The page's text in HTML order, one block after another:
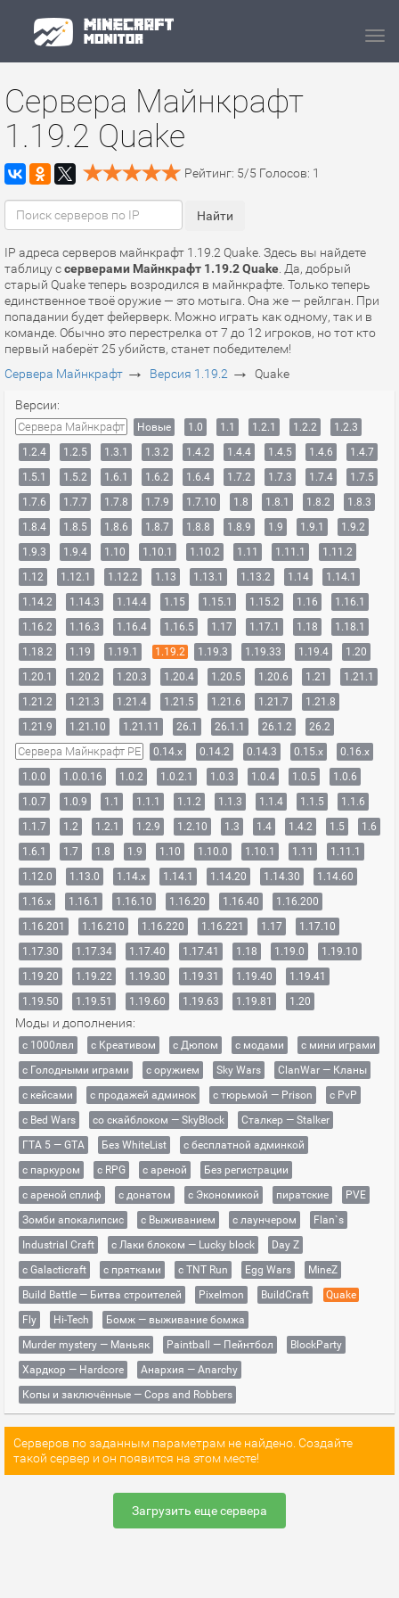
Сервера Майнкрафт
1.19.2 Quake
Рейтинг: 5/5 Голосов: 1
IP адреса серверов майнкрафт 1.19.2 Quake. Здесь вы найдете
таблицу ссерверами Майнкрафт 1.19.2 Quake . Да, добрый
старый Quake теперь возродился в майнкрафте. Только теперь
единственное твоё оружие — это мотыга. Она же — рейлган. При
попадании будет фейерверк. Можно играть как одному, так и в
команде. Обычно это перестрелка от 7 до 12 игроков, но тот кто
первый наберёт 25 убийств, станет победителем!
Сервера Майнкрафт → Версия 1.19.2 → Quake
Версии:
Сервера Майнкрафт Новые 1.0 1.1 1.2.1 1.2.2
1.2.3
1.2.4
1.2.5 1.3.1 1.3.2 1.4.2 1.4.4 1.4.5 1.4.6
1.4.7
1.5.1
1.5.2 1.6.1 1.6.2 1.6.4 1.7.2 1.7.3 1.7.4
1.7.5
1.7.6
1.7.7 1.7.8 1.7.9 1.7.10 1.8 1.8.1 1.8.2
1.8.3
1.8.4
1.8.5 1.8.6 1.8.7 1.8.8 1.8.9 1.9 1.9.1
1.9.2
1.9.3
1.9.4 1.10 1.10.1 1.10.2 1.11 1.11.1
1.11.2
1.12
1.12.1 1.12.2 1.13 1.13.1 1.13.2 1.14
1.14.1
1.14.2
1.14.3 1.14.4 1.15 1.15.1 1.15.2 1.16
1.16.1
1.16.2
1.16.3 1.16.4 1.16.5 1.17 1.17.1 1.18
1.18.1
1.18.2
1.19 1.19.1 1.19.2 1.19.3 1.19.33 1.19.4
1.20
1.20.1
1.20.2 1.20.3 1.20.4 1.20.5 1.20.6 1.21
1.21.1
1.21.2
1.21.3 1.21.4 1.21.5 1.21.6 1.21.7
1.21.8
1.21.9
1.21.10 1.21.11 26.1 26.1.1 26.1.2 26.2
Сервера Майнкрафт PE 0.14.x 0.14.2 0.14.3 0.15.x
0.16.x
1.0.0
1.0.0.16 1.0.2 1.0.2.1 1.0.3 1.0.4 1.0.5
1.0.6
1.0.7
1.0.9 1.1 1.1.1 1.1.2 1.1.3 1.1.4 1.1.5
1.1.6
1.1.7
1.2 1.2.1 1.2.9 1.2.10 1.3 1.4 1.4.2 1.5
1.6
1.6.1
1.7 1.8 1.9 1.10 1.10.0 1.10.1 1.11
1.11.1
1.12.0
1.13.0 1.14.x 1.14.1 1.14.20 1.14.30
1.14.60
1.16.x
1.16.1 1.16.10 1.16.20 1.16.40
1.16.200
1.16.201
1.16.210 1.16.220 1.16.221 1.17
1.17.10
1.17.30
1.17.34 1.17.40 1.17.41 1.18 1.19.0
1.19.10
1.19.20
1.19.22 1.19.30 1.19.31 1.19.40
1.19.41
1.19.50
1.19.51 1.19.60 1.19.63 1.19.81 1.20
Моды и дополнения:
с 1000лвл c Креативом с Дюпом с модами
с мини играми
с Голодными играми
с оружием Sky Wars
ClanWar — Кланы
с кейсами
с продажей админок с тюрьмой — Prison
с PvP
с Bed Wars
со скайблоком — SkyBlock
Сталкер — Stalker
ГТА 5 — GTA
Без WhiteList
с бесплатной админкой
с паркуром
с RPG с ареной
Без регистрации
с ареной сплиф
с донатом с Экономикой пиратские
PVE
Зомби апокалипсис
с Выживанием с лаунчером
Flan`s
Industrial Craft
с Лаки блоком — Lucky block
Day Z
с Galacticraft
с прятками с TNT Run Egg Wars
MineZ
Build Battle — Битва строителей
Pixelmon BuildCraft
Quake
Fly
Hi-Tech
Бомж — выживание бомжа
Murder mystery — Маньяк
Paintball — Пейнтбол
BlockParty
Хардкор — Hardcore
Анархия — Anarchy
Копы и заключённые — Cops and Robbers
Серверов по заданным параметрам не найдено. Создайте
такой сервер и он появится на этом месте!
Загрузить еще сервера